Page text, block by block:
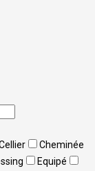
Cheminée
Equipé